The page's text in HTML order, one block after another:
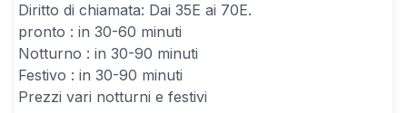
Diritto di chiamata: Dai 35E ai 70E.
pronto : in 30-60 minuti
Notturno : in 30-90 minuti
Festivo : in 30-90 minuti
Prezzi vari notturni e festivi